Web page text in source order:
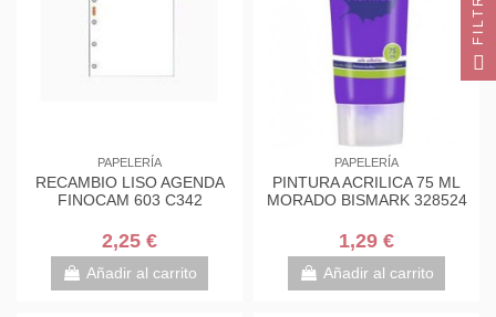
PAPELERÍA
RECAMBIO LISO AGENDA
FINOCAM 603 C342
2,25 €
Añadir al carrito
PAPELERÍA
PINTURA ACRILICA 75 ML
MORADO BISMARK 328524
1,29 €
Añadir al carrito